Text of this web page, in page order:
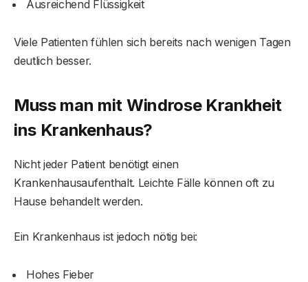
Ausreichend Flüssigkeit
Viele Patienten fühlen sich bereits nach wenigen Tagen
deutlich besser.
Muss man mit Windrose Krankheit
ins Krankenhaus?
Nicht jeder Patient benötigt einen
Krankenhausaufenthalt. Leichte Fälle können oft zu
Hause behandelt werden.
Ein Krankenhaus ist jedoch nötig bei:
Hohes Fieber